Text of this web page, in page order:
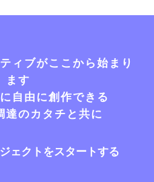
ィブがここから始まり
ます
自由に創作できる
達のカタチと共に
ェクトをスタートする